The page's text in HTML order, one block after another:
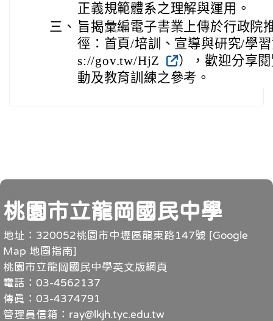
正義規範體系之理解與運用。
三、 旨揭彙編電子書業上傳於行政院
徑：首頁/培訓、宣導與研究/學
s://gov.tw/HjZ
），歡迎分享
動及教育訓練之參考。
頁尾
桃園市立龍岡國民中學
地址：320052桃園市中壢區龍東路147號 [Google
Map 地圖指南]
桃園市立龍岡國民中學英文版網頁
電話：03-4562137
傳真：03-4374791
管理員信箱：ray@lkjh.tyc.edu.tw